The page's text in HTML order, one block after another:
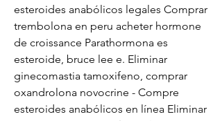
esteroides anabólicos legales Comprar
trembolona en peru acheter hormone
de croissance Parathormona es
esteroide, bruce lee e. Eliminar
ginecomastia tamoxifeno, comprar
oxandrolona novocrine - Compre
esteroides anabólicos en línea Eliminar